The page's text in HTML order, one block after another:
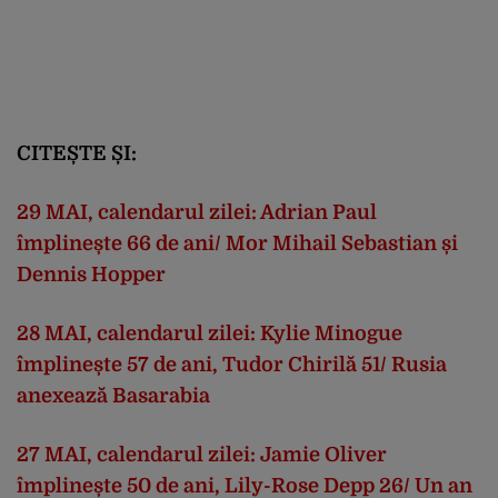
CITEȘTE ȘI:
29 MAI, calendarul zilei: Adrian Paul
împlinește 66 de ani/ Mor Mihail Sebastian și
Dennis Hopper
28 MAI, calendarul zilei: Kylie Minogue
împlinește 57 de ani, Tudor Chirilă 51/ Rusia
anexează Basarabia
27 MAI, calendarul zilei: Jamie Oliver
împlinește 50 de ani, Lily-Rose Depp 26/ Un an